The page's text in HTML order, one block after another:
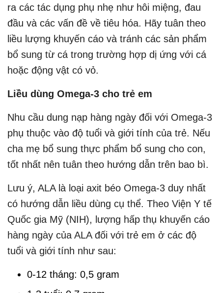
ra các tác dụng phụ nhẹ như hôi miệng, đau
đầu và các vấn đề về tiêu hóa. Hãy tuân theo
liều lượng khuyến cáo và tránh các sản phẩm
bổ sung từ cá trong trường hợp dị ứng với cá
hoặc động vật có vỏ.
Liều dùng Omega-3 cho trẻ em
Nhu cầu dung nạp hàng ngày đối với Omega-3
phụ thuộc vào độ tuổi và giới tính của trẻ. Nếu
cha mẹ bổ sung thực phẩm bổ sung cho con,
tốt nhất nên tuân theo hướng dẫn trên bao bì.
Lưu ý, ALA là loại axit béo Omega-3 duy nhất
có hướng dẫn liều dùng cụ thể. Theo Viện Y tế
Quốc gia Mỹ (NIH), lượng hấp thụ khuyến cáo
hàng ngày của ALA đối với trẻ em ở các độ
tuổi và giới tính như sau:
0-12 tháng: 0,5 gram